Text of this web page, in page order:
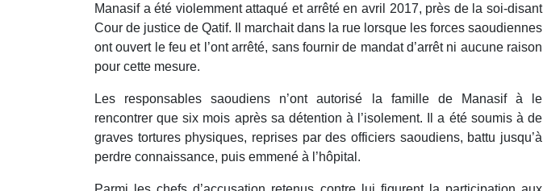
Manasif a été violemment attaqué et arrêté en avril 2017, près de la soi-disant
Cour de justice de Qatif. Il marchait dans la rue lorsque les forces saoudiennes
ont ouvert le feu et l’ont arrêté, sans fournir de mandat d’arrêt ni aucune raison
pour cette mesure.
Les responsables saoudiens n’ont autorisé la famille de Manasif à le
rencontrer que six mois après sa détention à l’isolement. Il a été soumis à de
graves tortures physiques, reprises par des officiers saoudiens, battu jusqu’à
perdre connaissance, puis emmené à l’hôpital.